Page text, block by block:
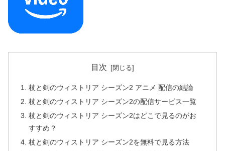
目次
杖と剣のウィストリア シーズン2 アニメ 配信の結論
杖と剣のウィストリア シーズン2の配信サービス一覧
杖と剣のウィストリア シーズン2はどこで見るのがお
すすめ？
杖と剣のウィストリア シーズン2を無料で見る方法